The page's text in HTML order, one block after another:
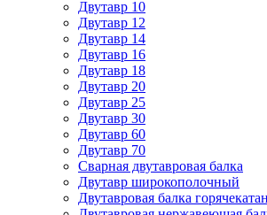
Двутавр 10
Двутавр 12
Двутавр 14
Двутавр 16
Двутавр 18
Двутавр 20
Двутавр 25
Двутавр 30
Двутавр 60
Двутавр 70
Сварная двутавровая балка
Двутавр широкополочный
Двутавровая балка